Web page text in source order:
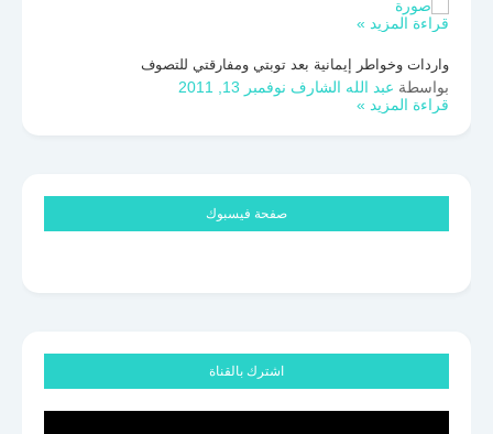
قراءة المزيد »
واردات وخواطر إيمانية بعد توبتي ومفارقتي للتصوف
بواسطة عبد الله الشارف نوفمبر 13, 2011
قراءة المزيد »
صفحة فيسبوك
اشترك بالقناة